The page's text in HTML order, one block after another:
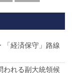
へ
「経済保守」路線
われる副大統領候